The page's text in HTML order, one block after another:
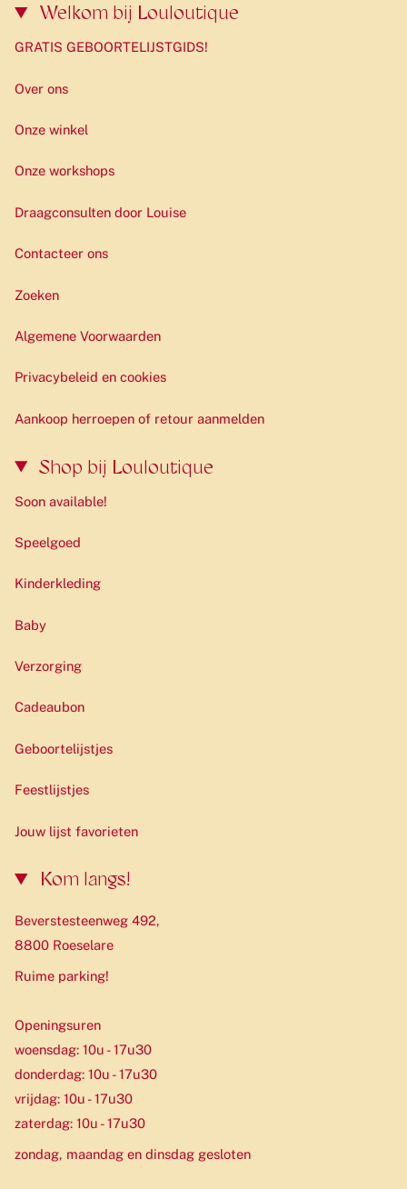
Welkom bij Louloutique
GRATIS GEBOORTELIJSTGIDS!
Over ons
Onze winkel
Onze workshops
Draagconsulten door Louise
Contacteer ons
Zoeken
Algemene Voorwaarden
Privacybeleid en cookies
Aankoop herroepen of retour aanmelden
Shop bij Louloutique
Soon available!
Speelgoed
Kinderkleding
Baby
Verzorging
Cadeaubon
Geboortelijstjes
Feestlijstjes
Jouw lijst favorieten
Kom langs!
Beverstesteenweg 492,
8800 Roeselare
Ruime parking!
Openingsuren
woensdag: 10u - 17u30
donderdag: 10u - 17u30
vrijdag: 10u - 17u30
zaterdag: 10u - 17u30
zondag, maandag en dinsdag gesloten